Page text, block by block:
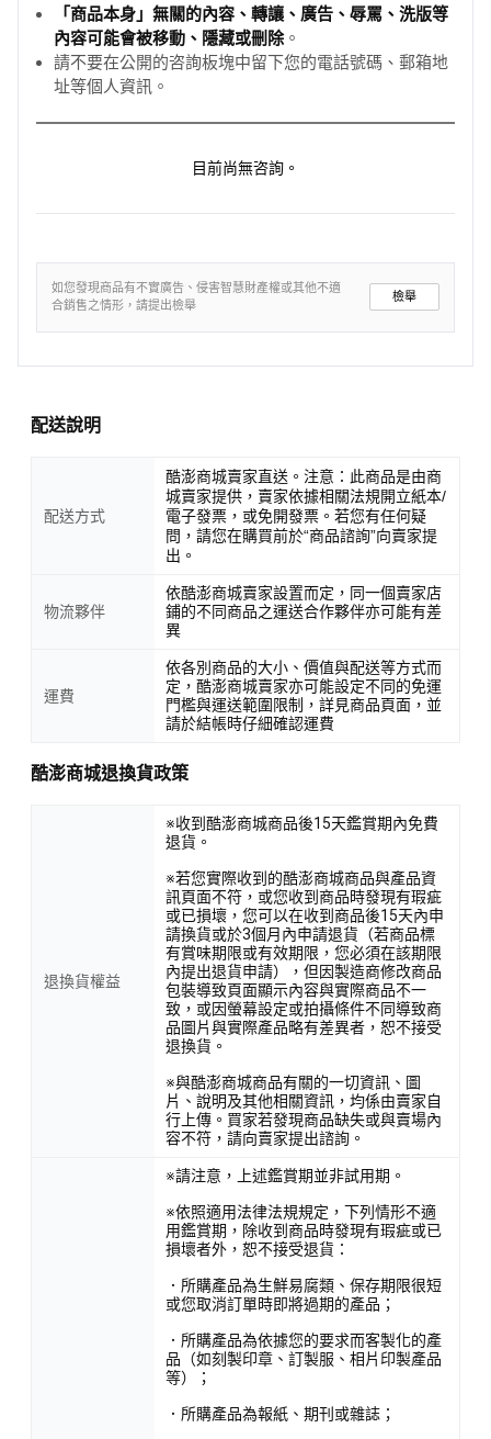
「商品本身」無關的內容、轉讓、廣告、辱罵、洗版等
內容可能會被移動、隱藏或刪除。
請不要在公開的咨詢板塊中留下您的電話號碼、郵箱地
址等個人資訊。
目前尚無咨詢。
如您發現商品有不實廣告、侵害智慧財產權或其他不適
合銷售之情形，請提出檢舉
檢舉
配送說明
配送方式
酷澎商城賣家直送。注意：此商品是由商
城賣家提供，賣家依據相關法規開立紙本/
電子發票，或免開發票。若您有任何疑
問，請您在購買前於“商品諮詢”向賣家提
出。
物流夥伴
依酷澎商城賣家設置而定，同一個賣家店
鋪的不同商品之運送合作夥伴亦可能有差
異
運費
依各別商品的大小、價值與配送等方式而
定，酷澎商城賣家亦可能設定不同的免運
門檻與運送範圍限制，詳見商品頁面，並
請於結帳時仔細確認運費
酷澎商城退換貨政策
退換貨權益
※收到酷澎商城商品後15天鑑賞期內免費
退貨。
※若您實際收到的酷澎商城商品與產品資
訊頁面不符，或您收到商品時發現有瑕疵
或已損壞，您可以在收到商品後15天內申
請換貨或於3個月內申請退貨（若商品標
有賞味期限或有效期限，您必須在該期限
內提出退貨申請），但因製造商修改商品
包裝導致頁面顯示內容與實際商品不一
致，或因螢幕設定或拍攝條件不同導致商
品圖片與實際產品略有差異者，恕不接受
退換貨。
※與酷澎商城商品有關的一切資訊、圖
片、說明及其他相關資訊，均係由賣家自
行上傳。買家若發現商品缺失或與賣場內
容不符，請向賣家提出諮詢。
※請注意，上述鑑賞期並非試用期。
※依照適用法律法規規定，下列情形不適
用鑑賞期，除收到商品時發現有瑕疵或已
損壞者外，恕不接受退貨：
．所購產品為生鮮易腐類、保存期限很短
或您取消訂單時即將過期的產品；
．所購產品為依據您的要求而客製化的產
品（如刻製印章、訂製服、相片印製產品
等）；
．所購產品為報紙、期刊或雜誌；